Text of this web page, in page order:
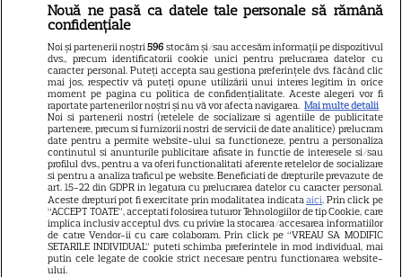
13
Scott Thomas, din nou mamă
și fiică pe ecran în „My
Mother's Wedding”. Când
apare filmul pe SkyShowtime
9
PRIME VIDEO
Jamie Campbell Bower, starul
din „Stranger Things”, intră în
universul „Stăpânul Inelelor”.
Ce rol legendar va interpreta în
sezonul 3
Nouă ne pasă ca datele tale personale să rămână
confidențiale
Noi și partenerii noștri596 stocăm și/sau accesăm informații pe dispozitivul
dvs., precum identificatorii cookie unici pentru prelucrarea datelor cu
caracter personal. Puteți accepta sau gestiona preferințele dvs. făcând clic
mai jos, respectiv vă puteți opune utilizării unui interes legitim în orice
moment pe pagina cu politica de confidențialitate. Aceste alegeri vor fi
raportate partenerilor noștri și nu vă vor afecta navigarea. Mai multe detalii
Noi si partenerii nostri (retelele de socializare si agentiile de publicitate
partenere, precum si furnizorii nostri de servicii de date analitice) prelucram
date pentru a permite website-ului sa functioneze, pentru a personaliza
continutul si anunturile publicitare afisate in functie de interesele si/sau
profilul dvs., pentru a va oferi functionalitati aferente retelelor de socializare
si pentru a analiza traficul pe website. Beneficiati de drepturile prevazute de
art. 15-22 din GDPR in legatura cu prelucrarea datelor cu caracter personal.
Aceste drepturi pot fi exercitate prin modalitatea indicataaici. Prin click pe
“ACCEPT TOATE”, acceptati folosirea tuturor Tehnologiilor de tip Cookie, care
implica inclusiv acceptul dvs. cu privire la stocarea/accesarea informatiilor
de catre Vendor-ii cu care colaboram. Prin click pe “VREAU SA MODIFIC
SETARILE INDIVIDUAL” puteti schimba preferintele in mod individual, mai
putin cele legate de cookie strict necesare pentru functionarea website-
ului.